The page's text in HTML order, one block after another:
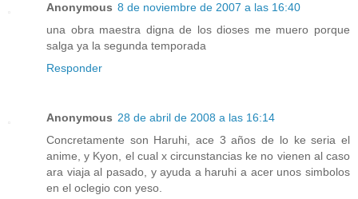
Anonymous 8 de noviembre de 2007 a las 16:40
una obra maestra digna de los dioses me muero porque
salga ya la segunda temporada
Responder
Anonymous 28 de abril de 2008 a las 16:14
Concretamente son Haruhi, ace 3 años de lo ke seria el
anime, y Kyon, el cual x circunstancias ke no vienen al caso
ara viaja al pasado, y ayuda a haruhi a acer unos simbolos
en el oclegio con yeso.